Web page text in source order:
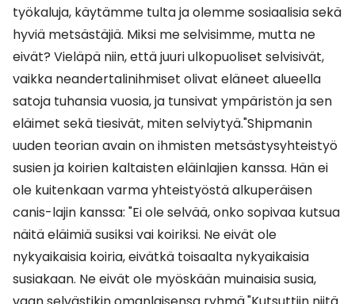
työkaluja, käytämme tulta ja olemme sosiaalisia sekä
hyviä metsästäjiä. Miksi me selvisimme, mutta ne
eivät? Vieläpä niin, että juuri ulkopuoliset selvisivät,
vaikka neandertalinihmiset olivat eläneet alueella
satoja tuhansia vuosia, ja tunsivat ympäristön ja sen
eläimet sekä tiesivät, miten selviytyä."Shipmanin
uuden teorian avain on ihmisten metsästysyhteistyö
susien ja koirien kaltaisten eläinlajien kanssa. Hän ei
ole kuitenkaan varma yhteistyöstä alkuperäisen
canis-lajin kanssa: "Ei ole selvää, onko sopivaa kutsua
näitä eläimiä susiksi vai koiriksi. Ne eivät ole
nykyaikaisia koiria, eivätkä toisaalta nykyaikaisia
susiakaan. Ne eivät ole myöskään muinaisia susia,